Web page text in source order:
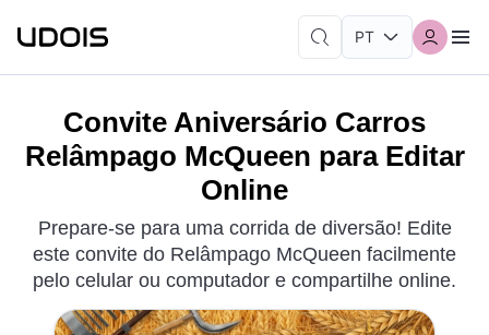
Convite Aniversário Carros
Relâmpago McQueen para Editar
Online
Prepare-se para uma corrida de diversão! Edite
este convite do Relâmpago McQueen facilmente
pelo celular ou computador e compartilhe online.